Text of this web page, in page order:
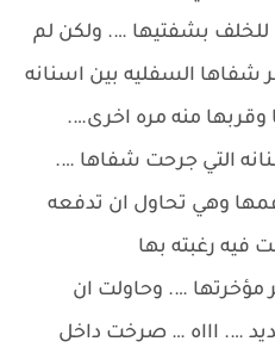
بشفتيها …. ولكن لم
شفاها السفليه بين اسنانه
منه مره اخرى….
التي جرحت شفاها ….
وهي تحاول ان تدفعه
فيه رغبته بها
…. وحاولت ان
…. اااه … صرخت داخل